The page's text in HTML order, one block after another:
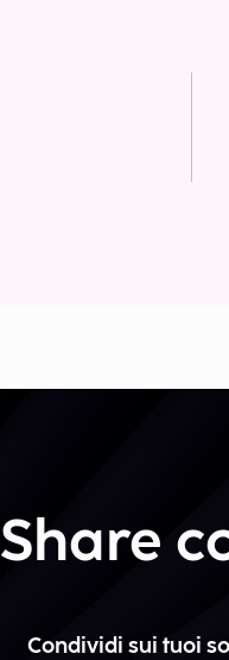
Share
Condividi sui tuoi